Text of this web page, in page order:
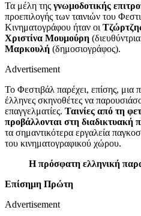
Τα μέλη της γνωμοδοτικής
προεπιλογής των ταινιών του
Κινηματογράφου ήταν οι
Χριστίνα Μουμούρη
Μαρκουλή (δημοσιογράφος).
Advertisement
Το Φεστιβάλ παρέχει, επίσης, μια
έλληνες σκηνοθέτες να
επαγγελματίες. Ταινίες από τη
προβάλλονται στη
τα σημαντικότερα εργαλεία
του κινηματογραφικού χώρου.
Η πρόσφατη ελληνική
Επίσημη Πρώτη
Advertisement